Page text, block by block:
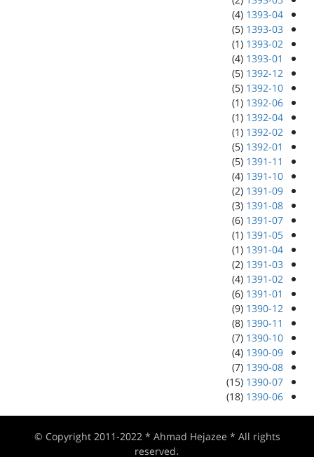
1393-04
(4)
1393-03
(5)
1393-02
(1)
1393-01
(4)
1392-12
(5)
1392-10
(5)
1392-06
(1)
1392-04
(1)
1392-02
(1)
1392-01
(5)
1391-11
(5)
1391-10
(4)
1391-09
(2)
1391-08
(3)
1391-07
(6)
1391-05
(1)
1391-04
(1)
1391-03
(2)
1391-02
(4)
1391-01
(6)
1390-12
(9)
1390-11
(8)
1390-10
(7)
1390-09
(4)
1390-08
(7)
1390-07
(15)
1390-06
(18)
© Copyright 2011-2022 * Ahmad Hejazee * All rights
reserved.